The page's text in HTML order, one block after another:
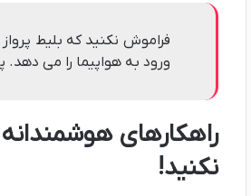
فراموش نکنید که بلیط
ورود به هواپیما را می
راهکارهای
نکنید!